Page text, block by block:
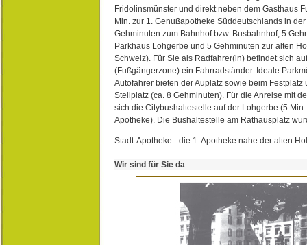
Fridolinsmünster und direkt neben dem Gasthaus
Min. zur 1. Genußapotheke Süddeutschlands in
Gehminuten zum Bahnhof bzw. Busbahnhof, 5
Parkhaus Lohgerbe und 5 Gehminuten zur alten
Schweiz). Für Sie als Radfahrer(in) befindet sich
(Fußgängerzone) ein Fahrradständer. Ideale
Autofahrer bieten der Auplatz sowie beim Festplatz
Stellplatz (ca. 8 Gehminuten). Für die Anreise mit
sich die Citybushaltestelle auf der Lohgerbe (5
Apotheke). Die Bushaltestelle am Rathausplatz
Stadt-Apotheke - die 1. Apotheke nahe der alten
Wir sind für Sie da